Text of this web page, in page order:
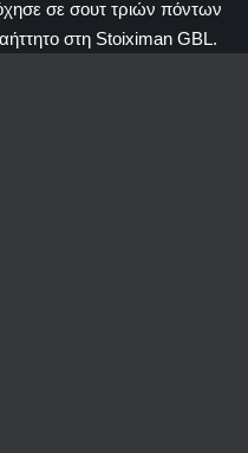
σε σουτ τριών πόντων
στη Stoiximan GBL.